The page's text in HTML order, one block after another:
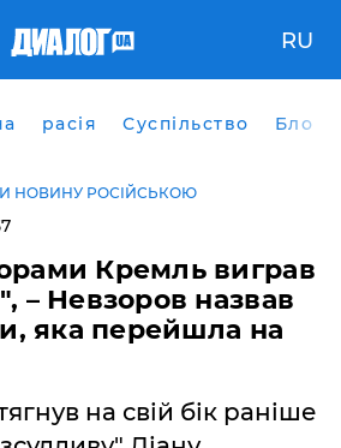
RU
расія Суспільство Блоги
НОВИНУ РОСІЙСЬКОЮ
Кремль виграв
– Невзоров назвав
яка перейшла на
на свій бік раніше